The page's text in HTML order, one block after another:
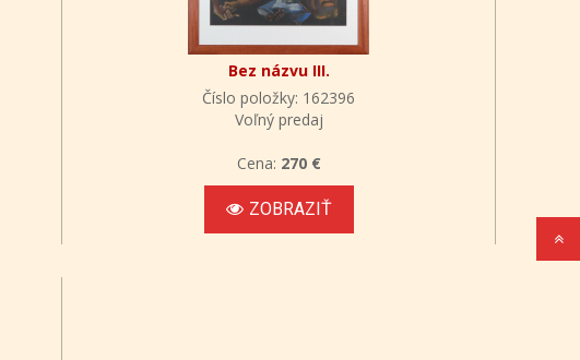
Bez názvu III.
Číslo položky: 162396
Voľný predaj
Cena: 270 €
ZOBRAZIŤ